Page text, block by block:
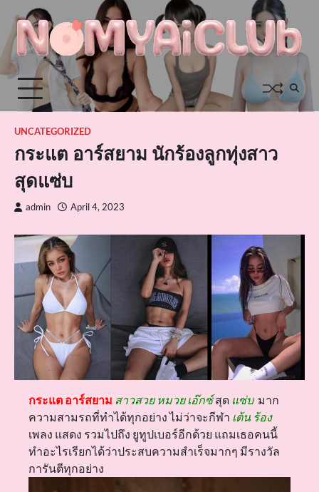
content
UNCATEGORIZED
กระแต อาร์สยาม นักร้องลูกทุ่งสาว
สุดแซ่บ
admin April 4, 2023
กระแต อาร์สยาม สาวสวยหมวย เอ๊กซ์สุด แซ่บ มาก
ความสามรถที่ทำได้ทุกอย่าง ไม่ว่าจะกีฬา เต้น ร้อง
เพลง แสดง รวมไปถึง ยูทูปเบอร์อีกด้วย แถมเธอคนนี้
ทำอะไรเรียกได้ว่าประสบความสำเร็จมากๆ มีรางวัล
การันตีทุกอย่าง